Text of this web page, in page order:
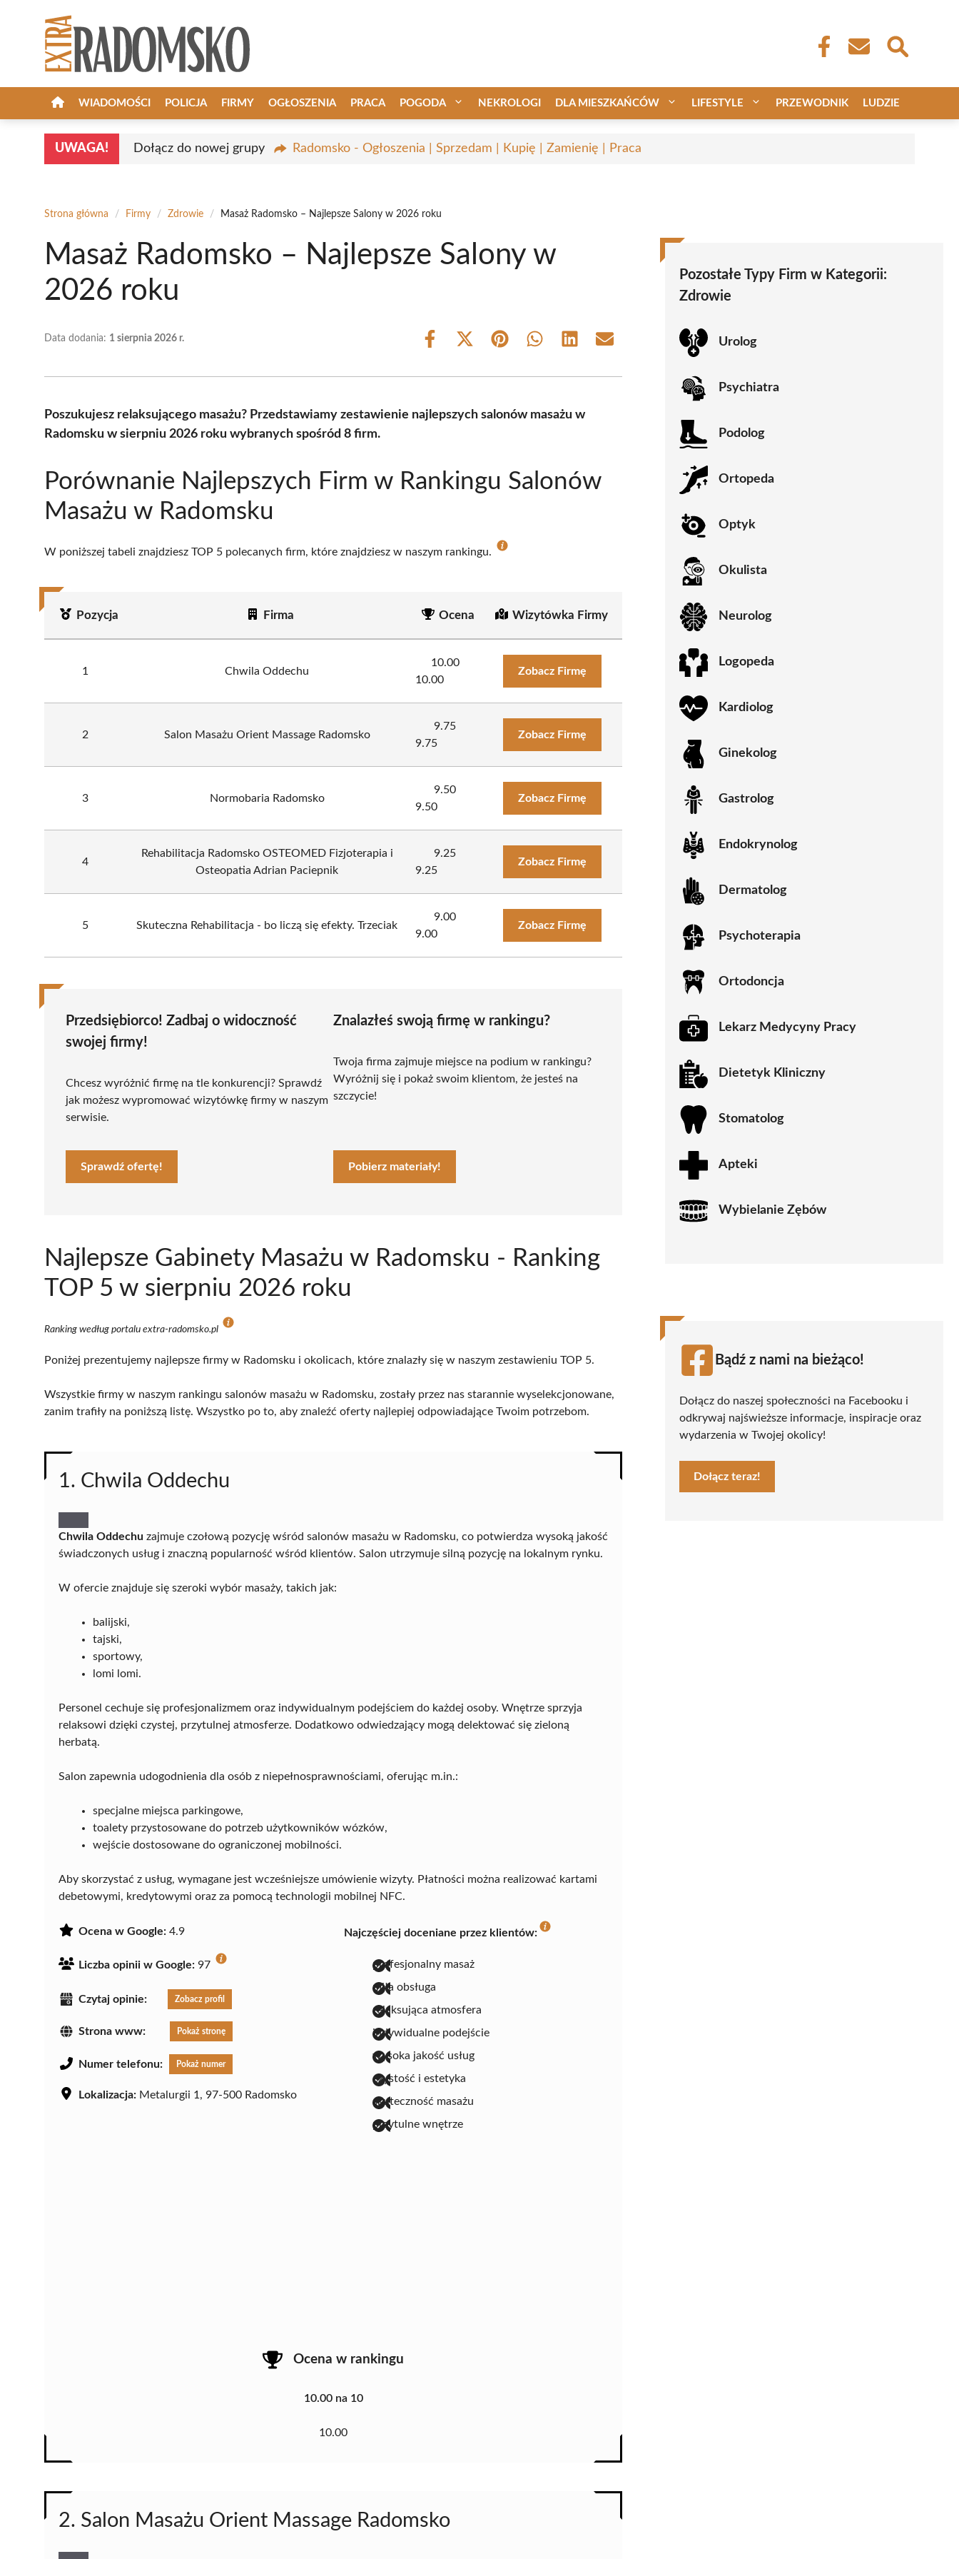
WIADOMOŚCI POLICJA FIRMY OGŁOSZENIA PRACA POGODA NEKROLOGI DLA MIESZKAŃCÓW LIFESTYLE PRZEWODNIK LUDZIE
UWAGA! Dołącz do nowej grupy Radomsko - Ogłoszenia | Sprzedam | Kupię | Zamienię | Praca
Strona główna / Firmy / Zdrowie / Masaż Radomsko – Najlepsze Salony w 2026 roku
Masaż Radomsko – Najlepsze Salony w
2026 roku
Data dodania: 1 sierpnia 2026 r.
Share
Share
(Twitter)
Share Share Share Share
Poszukujesz relaksującego masażu? Przedstawiamy zestawienie najlepszych salonów masażu w
Radomsku w sierpniu 2026 roku wybranych spośród 8 firm.
Porównanie Najlepszych Firm w Rankingu Salonów
Masażu w Radomsku
W poniższej tabeli znajdziesz TOP 5 polecanych firm, które znajdziesz w naszym rankingu.
Pozycja Firma Ocena Wizytówka Firmy
1 Chwila Oddechu
10.00
10.00
Zobacz Firmę
2 Salon Masażu Orient Massage Radomsko
9.75
9.75
Zobacz Firmę
3 Normobaria Radomsko
9.50
9.50
Zobacz Firmę
4
Rehabilitacja Radomsko OSTEOMED Fizjoterapia i
Osteopatia Adrian Paciepnik
9.25
9.25
Zobacz Firmę
5 Skuteczna Rehabilitacja - bo liczą się efekty. Trzeciak
9.00
9.00
Zobacz Firmę
Przedsiębiorco! Zadbaj o widoczność
swojej firmy!
Chcesz wyróżnić firmę na tle konkurencji? Sprawdź
jak możesz wypromować wizytówkę firmy w naszym
serwisie.
Sprawdź ofertę!
Znalazłeś swoją firmę w rankingu?
Twoja firma zajmuje miejsce na podium w rankingu?
Wyróżnij się i pokaż swoim klientom, że jesteś na
szczycie!
Pobierz materiały!
Najlepsze Gabinety Masażu w Radomsku - Ranking
TOP 5 w sierpniu 2026 roku
Ranking według portalu extra-radomsko.pl
Poniżej prezentujemy najlepsze firmy w Radomsku i okolicach, które znalazły się w naszym zestawieniu TOP 5.
Wszystkie firmy w naszym rankingu salonów masażu w Radomsku, zostały przez nas starannie wyselekcjonowane,
zanim trafiły na poniższą listę. Wszystko po to, aby znaleźć oferty najlepiej odpowiadające Twoim potrzebom.
1. Chwila Oddechu
Chwila Oddechu zajmuje czołową pozycję wśród salonów masażu w Radomsku, co potwierdza wysoką jakość
świadczonych usług i znaczną popularność wśród klientów. Salon utrzymuje silną pozycję na lokalnym rynku.
W ofercie znajduje się szeroki wybór masaży, takich jak:
balijski,
tajski,
sportowy,
lomi lomi.
Personel cechuje się profesjonalizmem oraz indywidualnym podejściem do każdej osoby. Wnętrze sprzyja
relaksowi dzięki czystej, przytulnej atmosferze. Dodatkowo odwiedzający mogą delektować się zieloną
herbatą.
Salon zapewnia udogodnienia dla osób z niepełnosprawnościami, oferując m.in.:
specjalne miejsca parkingowe,
toalety przystosowane do potrzeb użytkowników wózków,
wejście dostosowane do ograniczonej mobilności.
Aby skorzystać z usług, wymagane jest wcześniejsze umówienie wizyty. Płatności można realizować kartami
debetowymi, kredytowymi oraz za pomocą technologii mobilnej NFC.
Ocena w Google: 4.9
Liczba opinii w Google: 97
Czytaj opinie: Zobacz profil
Strona www: Pokaż stronę
Numer telefonu: Pokaż numer
Lokalizacja: Metalurgii 1, 97-500 Radomsko
Najczęściej doceniane przez klientów:
profesjonalny masaż
miła obsługa
relaksująca atmosfera
indywidualne podejście
wysoka jakość usług
czystość i estetyka
skuteczność masażu
przytulne wnętrze
Ocena w rankingu
10.00 na 10
10.00
2. Salon Masażu Orient Massage Radomsko
Pozostałe Typy Firm w Kategorii:
Zdrowie
Urolog
Psychiatra
Podolog
Ortopeda
Optyk
Okulista
Neurolog
Logopeda
Kardiolog
Ginekolog
Gastrolog
Endokrynolog
Dermatolog
Psychoterapia
Ortodoncja
Lekarz Medycyny Pracy
Dietetyk Kliniczny
Stomatolog
Apteki
Wybielanie Zębów
Bądź z nami na bieżąco!
Dołącz do naszej społeczności na Facebooku i
odkrywaj najświeższe informacje, inspiracje oraz
wydarzenia w Twojej okolicy!
Dołącz teraz!